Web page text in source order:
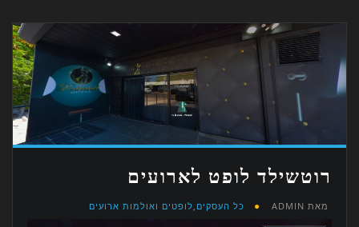
רוטשילד לופט לארועים
מאת ADMIN כל העסקים לופטים ואולמות ארועים